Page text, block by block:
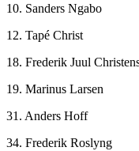
10. Sanders Ngabo
12. Tapé Christ
18. Frederik Juul
19. Marinus Larsen
31. Anders Hoff
34. Frederik Roslyng